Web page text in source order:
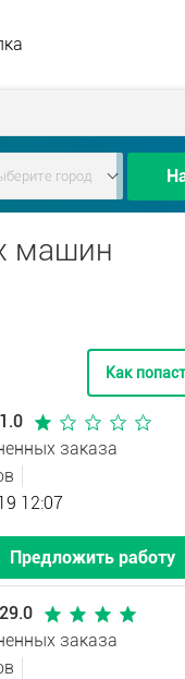
машин
Как
заказа
12:07
Предложить работу
заказа